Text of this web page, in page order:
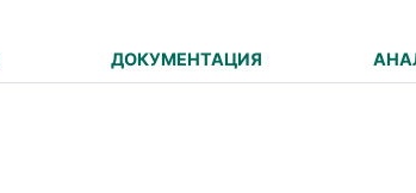
ДОКУМЕНТАЦИЯ